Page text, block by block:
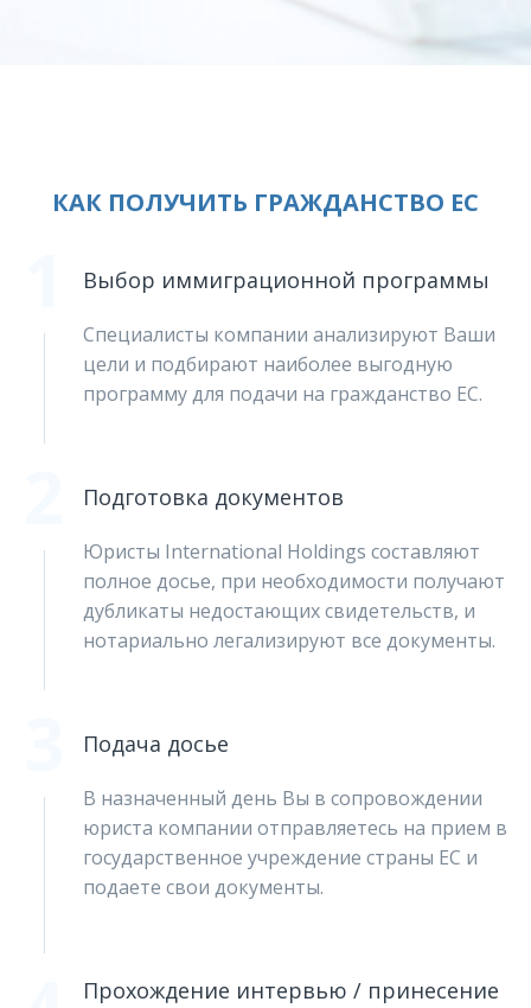
КАК ПОЛУЧИТЬ ГРАЖДАНСТВО ЕС
Выбор иммиграционной программы
Специалисты компании анализируют Ваши
цели и подбирают наиболее выгодную
программу для подачи на гражданство ЕС.
Подготовка документов
Юристы International Holdings составляют
полное досье, при необходимости получают
дубликаты недостающих свидетельств, и
нотариально легализируют все документы.
Подача досье
В назначенный день Вы в сопровождении
юриста компании отправляетесь на прием в
государственное учреждение страны ЕС и
подаете свои документы.
Прохождение интервью / принесение